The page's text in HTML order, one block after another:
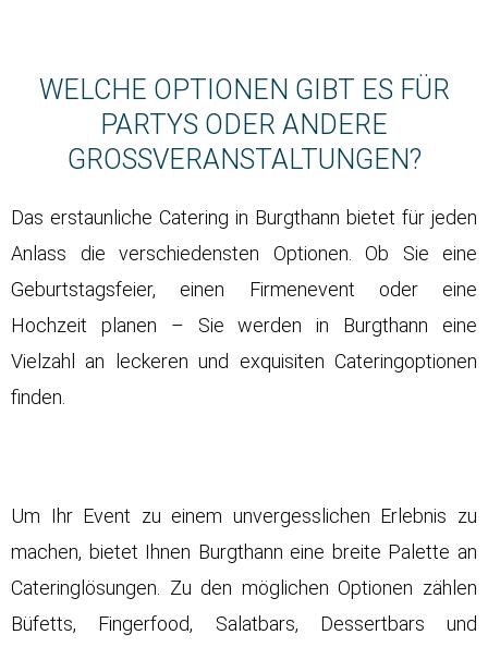
WELCHE OPTIONEN GIBT ES FÜR
PARTYS ODER ANDERE
GROSSVERANSTALTUNGEN?
Das erstaunliche Catering in Burgthann bietet für jeden
Anlass die verschiedensten Optionen. Ob Sie eine
Geburtstagsfeier, einen Firmenevent oder eine
Hochzeit planen – Sie werden in Burgthann eine
Vielzahl an leckeren und exquisiten Cateringoptionen
finden.
Um Ihr Event zu einem unvergesslichen Erlebnis zu
machen, bietet Ihnen Burgthann eine breite Palette an
Cateringlösungen. Zu den möglichen Optionen zählen
Büfetts, Fingerfood, Salatbars, Dessertbars und